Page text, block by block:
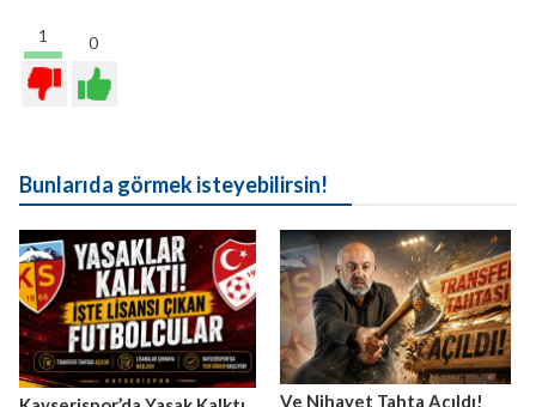
1 0
Bunlarıda görmek isteyebilirsin!
Ve Nihayet Tahta Açıldı!